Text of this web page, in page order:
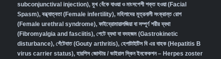
subconjunctival injection), মুখ বেঁকে যাওয়া ও মাংসপেশী শক্ত হওয়া (Facial
Spasm), বন্ধ্যাত্বতা (Female infertility), মহিলাদের মূত্রনালী সংক্রান্ত রোগ
(Female urethral syndrome), ফাইব্রোমায়ালজিয়া বা সম্পূর্ণ শরীর ব্যথা
(Fibromyalgia and fasciitis), পেটে ব্যথা বা বদহজম (Gastrokinetic
disturbance), গেঁটেবাত (Gouty arthritis), হেপাটাইটিস বি এর বাহক (Hepatitis B
virus carrier status), হারপিস জোস্টার / ভাইরাল স্কিন ইনফেকশন – Herpes zoster